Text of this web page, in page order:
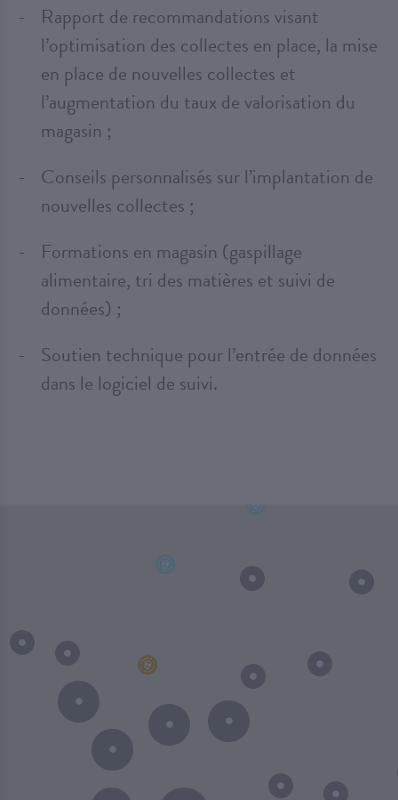
Rapport de recommandations visant
l’optimisation des collectes en place, la mise
en place de nouvelles collectes et
l’augmentation du taux de valorisation du
magasin ;
Conseils personnalisés sur l’implantation de
nouvelles collectes ;
Formations en magasin (gaspillage
alimentaire, tri des matières et suivi de
données) ;
Soutien technique pour l’entrée de données
dans le logiciel de suivi.